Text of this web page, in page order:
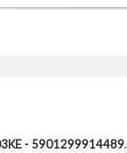
- 5901299914489.